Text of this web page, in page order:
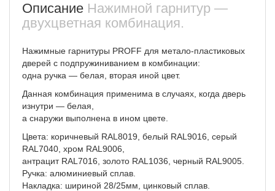
Описание Нажимной гарнитур —
двухцветная комбинация.
Нажимные гарнитуры PROFF для метало-пластиковых
дверей с подпружиниванием в комбинации:
одна ручка — белая, вторая иной цвет.
Данная комбинация применима в случаях, когда дверь
изнутри — белая,
а снаружи выполнена в ином цвете.
Цвета: коричневый RAL8019, белый RAL9016, серый
RAL7040, хром RAL9006,
антрацит RAL7016, золото RAL1036, черный RAL9005.
Ручка: алюминиевый сплав.
Накладка: шириной 28/25мм, цинковый сплав.